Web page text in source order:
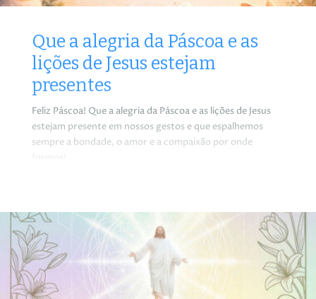
Que a alegria da Páscoa e as
lições de Jesus estejam
presentes
Feliz Páscoa! Que a alegria da Páscoa e as lições de Jesus
estejam presente em nossos gestos e que espalhemos
sempre a bondade, o amor e a compaixão por onde